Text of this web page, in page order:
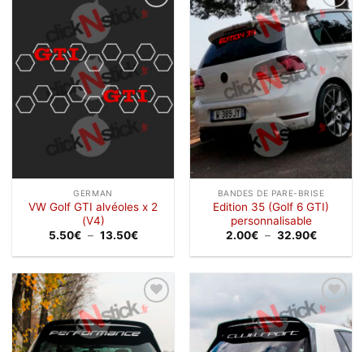
Ajouter
wishlist
GERMAN
VW Golf GTI alvéoles x 2
(V4)
5.50€ – 13.50€Plage
prix :
13.50€
Ajouter
à la
wishlist
BANDES DE PARE-BRISE
Edition 35 (Golf 6 GTI)
personnalisable
2.00€ – 32.90€Plage
prix :
à
32.90€
Ajouter
à la
wishlist
Ajouter
à la
wishlist